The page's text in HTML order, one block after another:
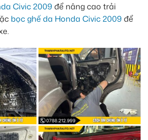
Civic 2009 để nâng cao trải
bọc ghế da Honda Civic 2009 để